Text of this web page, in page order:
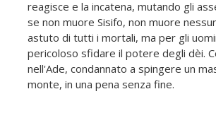
reagisce e la incatena, mutando gli
se non muore Sisifo, non muore
astuto di tutti i mortali, ma per gli
pericoloso sfidare il potere degli dèi.
nell'Ade, condannato a spingere un
monte, in una pena senza fine.